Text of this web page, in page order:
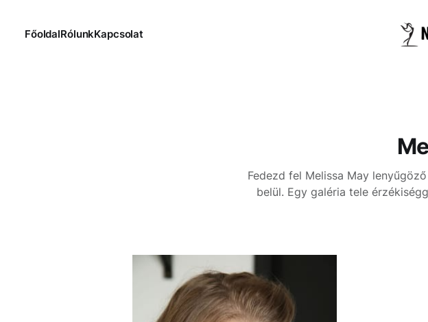
FőoldalRólunkKapcsolat
Fedezd fel Melissa May
belül. Egy galéria tele